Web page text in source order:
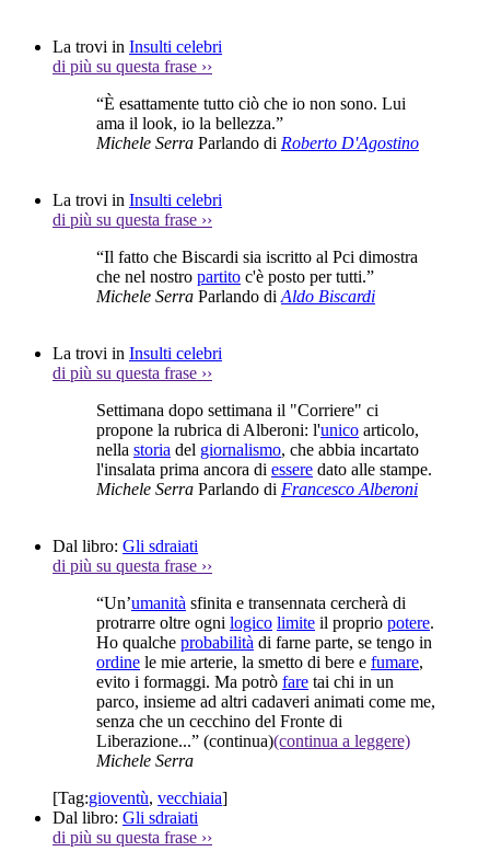
La trovi in Insulti celebri
di più su questa frase ››
“È esattamente tutto ciò che io non sono. Lui
ama il look, io la bellezza.”
Michele Serra Parlando di Roberto D'Agostino
La trovi in Insulti celebri
di più su questa frase ››
“Il fatto che Biscardi sia iscritto al Pci dimostra
che nel nostro partito c'è posto per tutti.”
Michele Serra Parlando di Aldo Biscardi
La trovi in Insulti celebri
di più su questa frase ››
Settimana dopo settimana il "Corriere" ci
propone la rubrica di Alberoni: l'unico articolo,
nella storia del giornalismo, che abbia incartato
l'insalata prima ancora di essere dato alle stampe.
Michele Serra Parlando di Francesco Alberoni
Dal libro: Gli sdraiati
di più su questa frase ››
“Un’umanità sfinita e transennata cercherà di
protrarre oltre ogni logico limite il proprio potere.
Ho qualche probabilità di farne parte, se tengo in
ordine le mie arterie, la smetto di bere e fumare,
evito i formaggi. Ma potrò fare tai chi in un
parco, insieme ad altri cadaveri animati come me,
senza che un cecchino del Fronte di
Liberazione...” (continua)(continua a leggere)
Michele Serra
[Tag:gioventù, vecchiaia]
Dal libro: Gli sdraiati
di più su questa frase ››